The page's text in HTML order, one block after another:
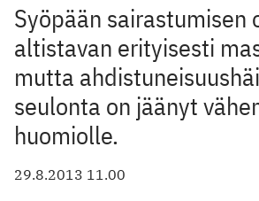
Syöpään sairastumisen
altistavan erityisesti
mutta
seulonta on jäänyt
huomiolle.
29.8.2013 11.00